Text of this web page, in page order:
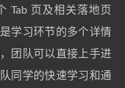
Tab 页及相关落地页
学习环节的多个详情
团队可以直接上手进
同学的快速学习和通